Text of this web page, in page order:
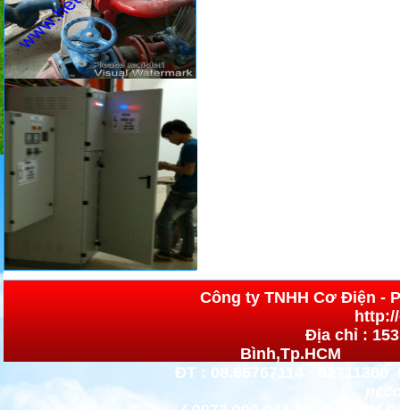
Công ty TNHH Cơ
Địa chỉ :
Bình,Tp.HCM
ĐT : 08.66767114 - 62711366